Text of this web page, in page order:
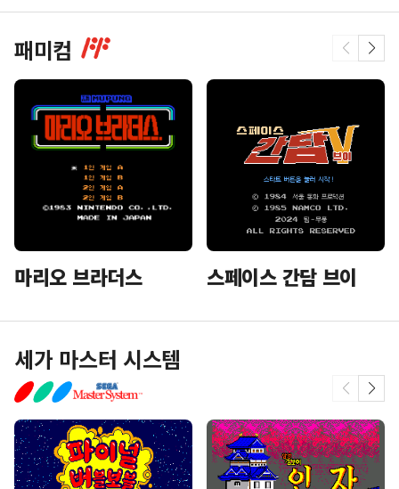
패미컴
마리오 브라더스 스페이스 간담 브이
세가 마스터 시스템